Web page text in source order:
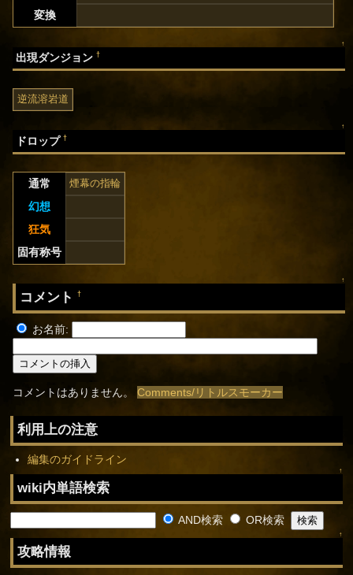
変換
↑
出現ダンジョン†
逆流溶岩道
↑
ドロップ†
通常 煙幕の指輪
幻想
狂気
固有称号
↑
コメント†
お名前:
コメントはありません。Comments/リトルスモーカー
利用上の注意
編集のガイドライン
↑
wiki内単語検索
AND検索 OR検索
↑
攻略情報